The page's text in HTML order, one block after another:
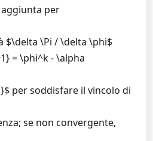
per
$\delta \Pi / \delta \phi$
= \phi^k - \alpha
per soddisfare il vincolo di
se non convergente,